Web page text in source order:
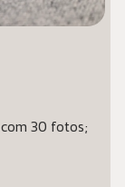
30 fotos;